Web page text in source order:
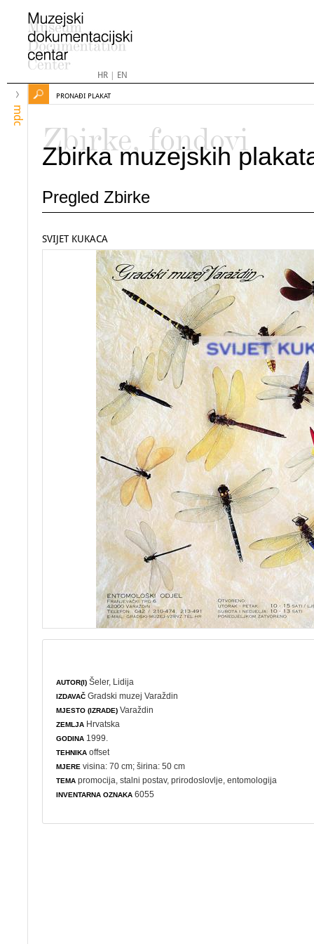
HR| EN
mdc
PRONAĐI PLAKAT
Zbirke, fondovi
Zbirka muzejskih
Pregled Zbirke
SVIJET KUKACA
AUTOR(I) Šeler, Lidija
IZDAVAČ Gradski muzej Varaždin
MJESTO (IZRADE) Varaždin
ZEMLJA Hrvatska
GODINA 1999.
TEHNIKA offset
MJERE visina: 70 cm; širina: 50 cm
TEMA promocija ,stalni postav,prirodoslovlje ,entomologija
INVENTARNA OZNAKA 6055